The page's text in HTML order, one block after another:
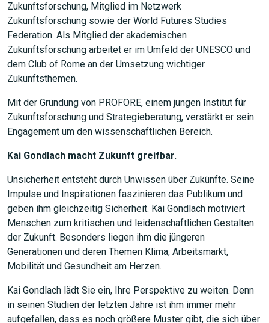
Zukunftsforschung, Mitglied im Netzwerk
Zukunftsforschung sowie der World Futures Studies
Federation. Als Mitglied der akademischen
Zukunftsforschung arbeitet er im Umfeld der UNESCO und
dem Club of Rome an der Umsetzung wichtiger
Zukunftsthemen.
Mit der Gründung von PROFORE, einem jungen Institut für
Zukunftsforschung und Strategieberatung, verstärkt er sein
Engagement um den wissenschaftlichen Bereich.
Kai Gondlach macht Zukunft greifbar.
Unsicherheit entsteht durch Unwissen über Zukünfte. Seine
Impulse und Inspirationen faszinieren das Publikum und
geben ihm gleichzeitig Sicherheit. Kai Gondlach motiviert
Menschen zum kritischen und leidenschaftlichen Gestalten
der Zukunft. Besonders liegen ihm die jüngeren
Generationen und deren Themen Klima, Arbeitsmarkt,
Mobilität und Gesundheit am Herzen.
Kai Gondlach lädt Sie ein, Ihre Perspektive zu weiten. Denn
in seinen Studien der letzten Jahre ist ihm immer mehr
aufgefallen, dass es noch größere Muster gibt, die sich über
JETZT SUCHEN